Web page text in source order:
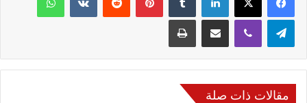
مقالات ذات صلة